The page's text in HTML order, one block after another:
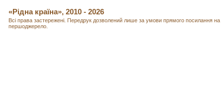
«Рідна країна», 2010 - 2026
Всі права застережені. Передрук дозволений лише за умови прямого посилання на
першоджерело.